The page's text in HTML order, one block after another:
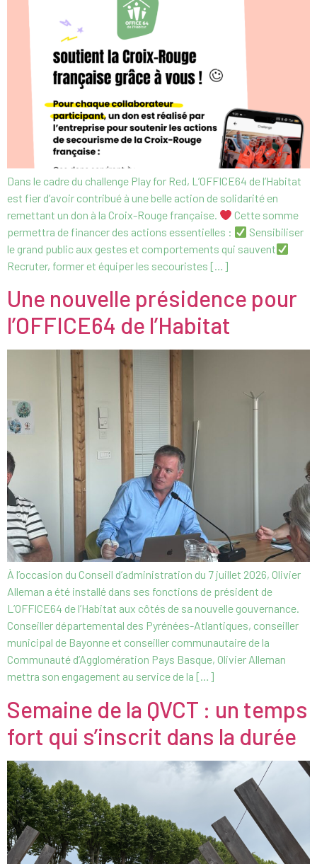
Dans le cadre du challenge Play for Red, L’OFFICE64 de l’Habitat
est fier d’avoir contribué à une belle action de solidarité en
remettant un don à la Croix-Rouge française.
Cette somme
permettra de financer des actions essentielles :
Sensibiliser
le grand public aux gestes et comportements qui sauvent
Recruter, former et équiper les secouristes […]
Une nouvelle présidence pour
l’OFFICE64 de l’Habitat
À l’occasion du Conseil d’administration du 7 juillet 2026, Olivier
Alleman a été installé dans ses fonctions de président de
L’OFFICE64 de l’Habitat aux côtés de sa nouvelle gouvernance.
Conseiller départemental des Pyrénées-Atlantiques, conseiller
municipal de Bayonne et conseiller communautaire de la
Communauté d’Agglomération Pays Basque, Olivier Alleman
mettra son engagement au service de la […]
Semaine de la QVCT : un temps
fort qui s’inscrit dans la durée